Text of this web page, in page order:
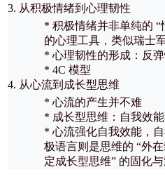
3. 从积极情绪到心理韧性
* 积极情绪并非单纯的
的心理工具，类似瑞士
* 心理韧性的形成：反
* 4C 模型
4. 从心流到成长型思维
* 心流的产生并不难
* 成长型思维：自我效
* 心流强化自我效能，
极语言则是思维的 “外
定成长型思维” 的固化